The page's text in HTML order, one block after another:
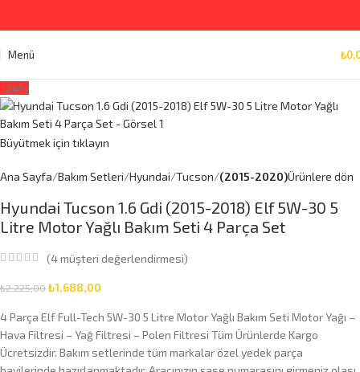
Menü ₺
-24%
Büyütmek için tıklayın
Ana Sayfa Bakım Setleri Hyundai Tucson (2015-2020)Ürünlere dön
Hyundai Tucson 1.6 Gdi (2015-2018) Elf 5W-30 5
Litre Motor Yağlı Bakım Seti 4 Parça Set
(4müşteri değerlendirmesi)
₺2.225,00₺1.688,00
4 Parça Elf Full-Tech 5W-30 5 Litre Motor Yağlı Bakım Seti Motor Yağı –
Hava Filtresi – Yağ Filtresi – Polen Filtresi Tüm Ürünlerde Kargo
Ücretsizdir. Bakım setlerinde tüm markalar özel yedek parça